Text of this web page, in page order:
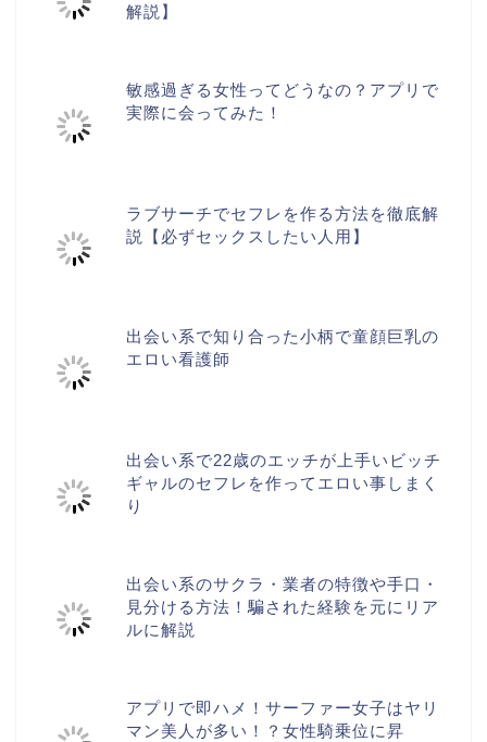
解説】
敏感過ぎる女性ってどうなの？アプリで
実際に会ってみた！
ラブサーチでセフレを作る方法を徹底解
説【必ずセックスしたい人用】
出会い系で知り合った小柄で童顔巨乳の
エロい看護師
出会い系で22歳のエッチが上手いビッチ
ギャルのセフレを作ってエロい事しまく
り
出会い系のサクラ・業者の特徴や手口・
見分ける方法！騙された経験を元にリア
ルに解説
アプリで即ハメ！サーファー女子はヤリ
マン美人が多い！？女性騎乗位に昇